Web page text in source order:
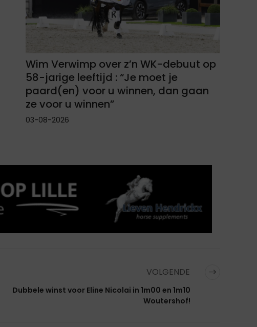
Wim Verwimp over z’n WK-debuut op
58-jarige leeftijd : “Je moet je
paard(en) voor u winnen, dan gaan
ze voor u winnen”
03-08-2026
VOLGENDE
Dubbele winst voor Eline Nicolai in 1m00 en 1m10
Woutershof!